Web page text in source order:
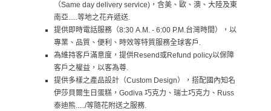
（Same day delivery service)，含美、歐、澳、大陸及東
南亞.....等地之花卉遞送.
提供即時電話服務（8:30 A.M. - 6:00 P.M.台灣時間），以
專業、品質、便利、時效等特質服務全球客戶.
為維持客戶滿意度，提供Resend或Refund policy以保障
客戶之權益，以客為尊.
提供多樣之產品設計（Custom Design），搭配國內知名
伊莎貝爾生日蛋糕，Godiva 巧克力、瑞士巧克力、Russ
泰迪熊...../等隨花附送之服務.